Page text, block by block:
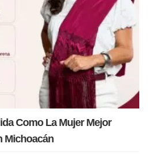
Como La Mujer Mejor
Michoacán